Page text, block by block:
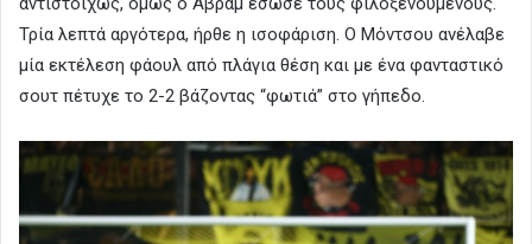
Τρία λεπτά αργότερα, ήρθε η ισοφάριση. Ο Μόντσου ανέλαβε
μία εκτέλεση φάουλ από πλάγια θέση και με ένα φανταστικό
σουτ πέτυχε το 2-2 βάζοντας “φωτιά” στο γήπεδο.